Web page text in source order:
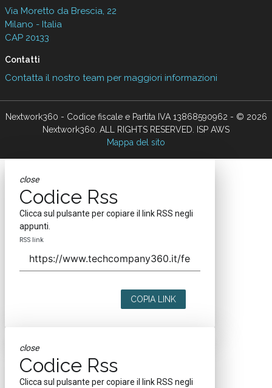
Via Moretto da Brescia, 22
Milano - Italia
CAP 20133
Contatti
Contatta il nostro team per maggiori informazioni
Nextwork360 - Codice fiscale e Partita IVA 13868590962 - © 2026
Nextwork360. ALL RIGHTS RESERVED. ISP AWS
Mappa del sito
close
Codice Rss
Clicca sul pulsante per copiare il link RSS negli
appunti.
RSS link
COPIA LINK
close
Codice Rss
Clicca sul pulsante per copiare il link RSS negli